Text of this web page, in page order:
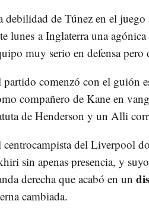
debilidad de Túnez en el juego
lunes a Inglaterra una
muy serio en defensa pero
partido comenzó con el guión
compañero de Kane en
de Henderson y un Alli
centrocampista del Liverpool
sin apenas presencia, y
derecha que acabó en un
cambiada.